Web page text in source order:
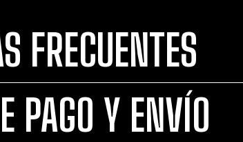
FRECUENTES
PAGO Y ENVÍO